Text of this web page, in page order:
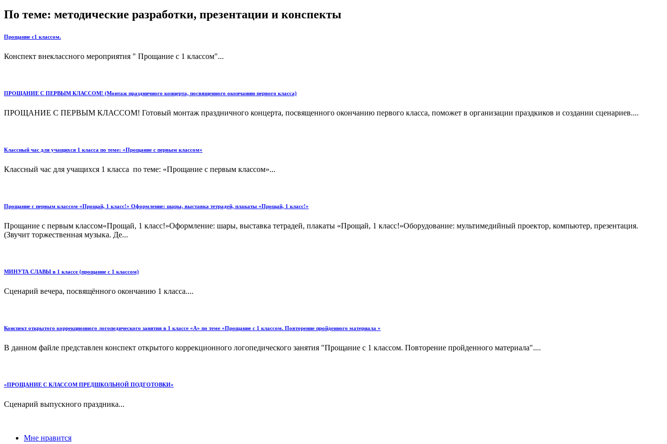
По теме: методические разработки, презентации и конспекты
Прощание с1 классом.
Конспект внеклассного мероприятия " Прощание с 1 классом"...
ПРОЩАНИЕ С ПЕРВЫМ КЛАССОМ! (Монтаж праздничного концерта, посвященного окончанию первого класса)
ПРОЩАНИЕ С ПЕРВЫМ КЛАССОМ! Готовый монтаж праздничного концерта, посвященного окончанию первого класса, поможет в организации праздкиков и создании сценариев....
Классный час для учащихся 1 класса по теме: «Прощание с первым классом»
Классный час для учащихся 1 класса по теме: «Прощание с первым классом»...
Прощание с первым классом «Прощай, 1 класс!» Оформление: шары, выставка тетрадей, плакаты «Прощай, 1 класс!»
Прощание с первым классом«Прощай, 1 класс!»Оформление: шары, выставка тетрадей, плакаты «Прощай, 1 класс!»Оборудование: мультимедийный проектор, компьютер, презентация.
(Звучит торжественная музыка. Де...
МИНУТА СЛАВЫ в 1 классе (прощание с 1 классом)
Сценарий вечера, посвящённого окончанию 1 класса....
Конспект открытого коррекционного логопедического занятия в 1 классе «А» по теме «Прощание с 1 классом. Повторение пройденного материала »
В данном файле представлен конспект открытого коррекционного логопедического занятия "Прощание с 1 классом. Повторение пройденного материала"....
«ПРОЩАНИЕ С КЛАССОМ ПРЕДШКОЛЬНОЙ ПОДГОТОВКИ»
Сценарий выпускного праздника...
Мне нравится